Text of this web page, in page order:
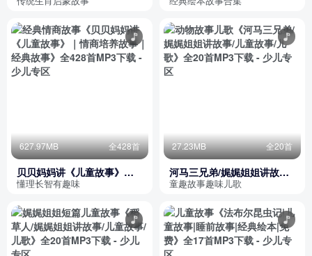
627.97MB 全428首
贝贝妈妈讲《儿童故事》｜
情商培养故事｜经典故事
懂理长智有趣味
27.23MB 全20首
河马三兄弟/娓娓姐姐讲故事/
儿童故事/儿歌
童趣故事趣味儿歌